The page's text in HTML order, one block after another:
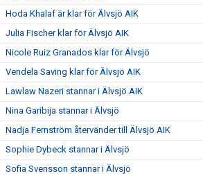
Hoda Khalaf är klar för Älvsjö AIK
Julia Fischer klar för Älvsjö AIK
Nicole Ruiz Granados klar för Älvsjö
Vendela Saving klar för Älvsjö AIK
Lawlaw Nazeri stannar i Älvsjö AIK
Nina Garibija stannar i Älvsjö
Nadja Fernström återvänder till Älvsjö AIK
Sophie Dybeck stannar i Älvsjö
Sofia Svensson stannar i Älvsjö